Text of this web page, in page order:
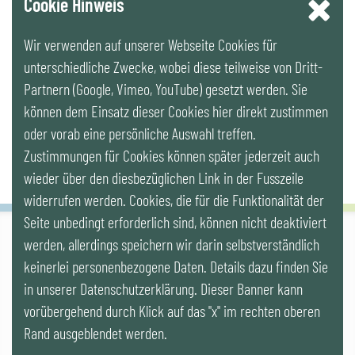
LinkedIn
Newsletter
IG LEBENSZYKLUS BAU
Wipplingerstr. 10/Top 9, Stoß im Himmel, A-1010 Wien
office@ig-lebenszyklus.at
Kontakt
Videos |Veranstaltungen
Wir verwenden auf unserer Webseite Cookies für
unterschiedliche Zwecke, wobei diese teilweise von Dritt-
Partnern (Google, Vimeo, YouTube) gesetzt werden. Sie
können dem Einsatz dieser Cookies hier direkt zustimmen
oder vorab eine persönliche Auswahl treffen.
Zustimmungen für Cookies können später jederzeit auch
wieder über den diesbezüglichen Link in der Fusszeile
widerrufen werden. Cookies, die für die Funktionalität der
Seite unbedingt erforderlich sind, können nicht deaktiviert
werden, allerdings speichern wir darin selbstverständlich
keinerlei personenbezogene Daten. Details dazu finden Sie
in unserer Datenschutzerklärung. Dieser Banner kann
vorübergehend durch Klick auf das "x" im rechten oberen
Rand ausgeblendet werden.